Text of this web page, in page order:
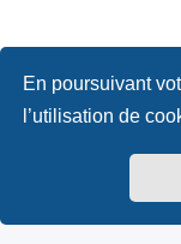
En poursuivant
l’utilisation de